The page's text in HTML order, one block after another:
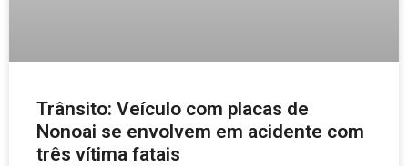
Trânsito: Veículo com placas de
Nonoai se envolvem em acidente com
três vítima fatais